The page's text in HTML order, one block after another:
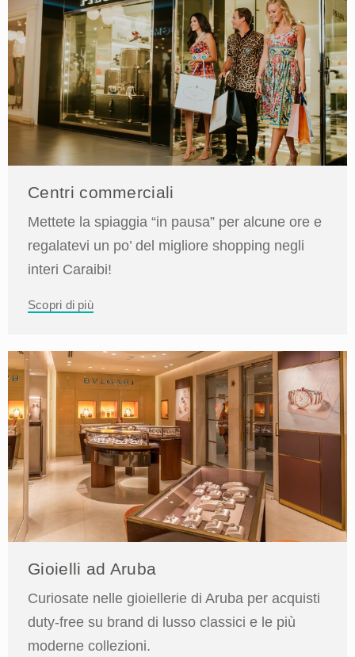
Centri commerciali
Mettete la spiaggia “in pausa” per alcune ore e
regalatevi un po’ del migliore shopping negli
interi Caraibi!
Scopri di più
Gioielli ad Aruba
Curiosate nelle gioiellerie di Aruba per acquisti
duty-free su brand di lusso classici e le più
moderne collezioni.